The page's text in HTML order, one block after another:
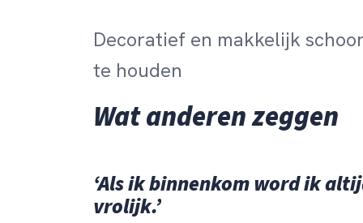
Decoratief en makkelijk
te houden
Wat anderen zeggen
‘Als ik binnenkom word ik
vrolijk.’